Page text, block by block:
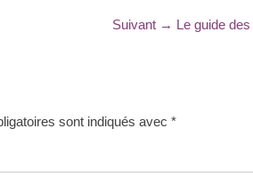
Suivant → Article
Le guide
sont indiqués avec *